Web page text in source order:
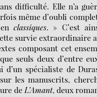
difficulté. Elle n’a
même d’oubli
classiques. » C’est
survie extraordinaire
composant cet
seuls deux d’entre
d’un spécialiste de
les manuscrits,
de L’Amant, deux